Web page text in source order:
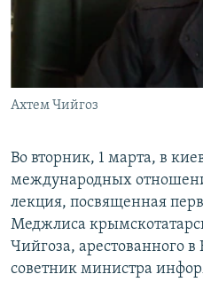
КРЫМ.НЕПОКОРЕННЫЙ
УКРАИНСКАЯ ПРОБЛЕМА КРЫМА
Ахтем Чийгоз
Во вторник, 1 марта, в
международных
лекция, посвященная
Меджлиса
Чийгоза, арестованного
советник министра